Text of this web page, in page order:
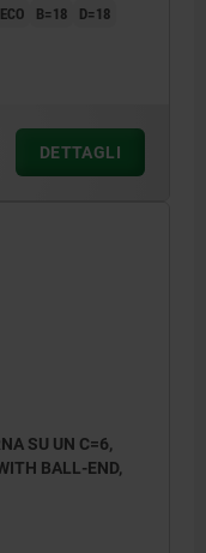
B=18
D=18
DETTAGLI
SU UN C=6,
BALL-END,